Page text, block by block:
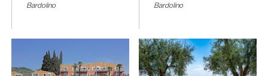
Bardolino Bardolino